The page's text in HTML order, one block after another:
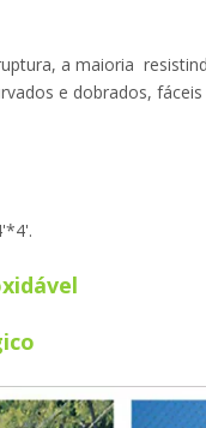
a maioria
e dobrados,